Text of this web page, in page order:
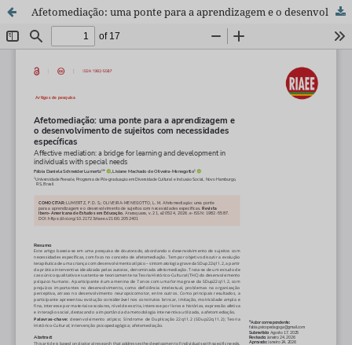
Afetomediação: uma ponte para a aprendizagem e o desenvolvimento de sujeitos com necessidades específicas